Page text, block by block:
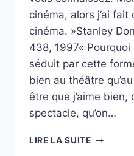
cinéma, alors j’ai
cinéma. »Stanley
438, 1997«
séduit par cette
bien au théâtre
être que j’aime bien,
spectacle, qu’on…
LIRE LA SUITE«